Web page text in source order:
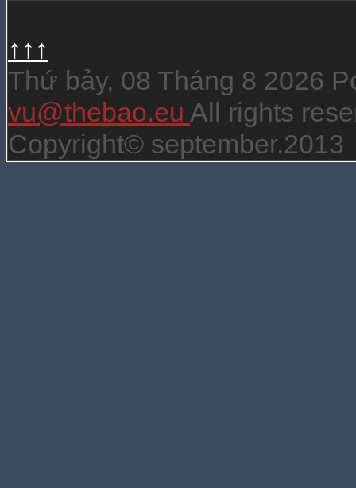
↑↑↑
Thứ bảy, 08 Tháng 8 2026
vu@thebao.eu All rights
Copyright© september.2013